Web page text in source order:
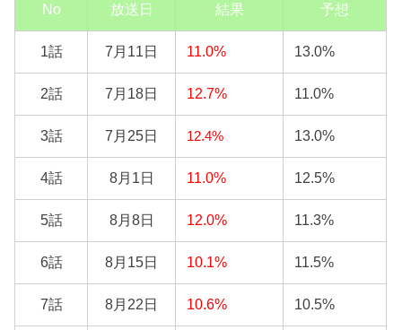
No 放送日 結果 予想
1話 7月11日 11.0% 13.0%
2話 7月18日 12.7% 11.0%
3話 7月25日 12.4% 13.0%
4話 8月1日 11.0% 12.5%
5話 8月8日 12.0% 11.3%
6話 8月15日 10.1% 11.5%
7話 8月22日 10.6% 10.5%